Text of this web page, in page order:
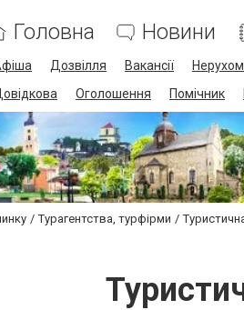
Головна Новини
Дозвілля Вакансії
Оголошення Помічник
Турагентства, турфірми